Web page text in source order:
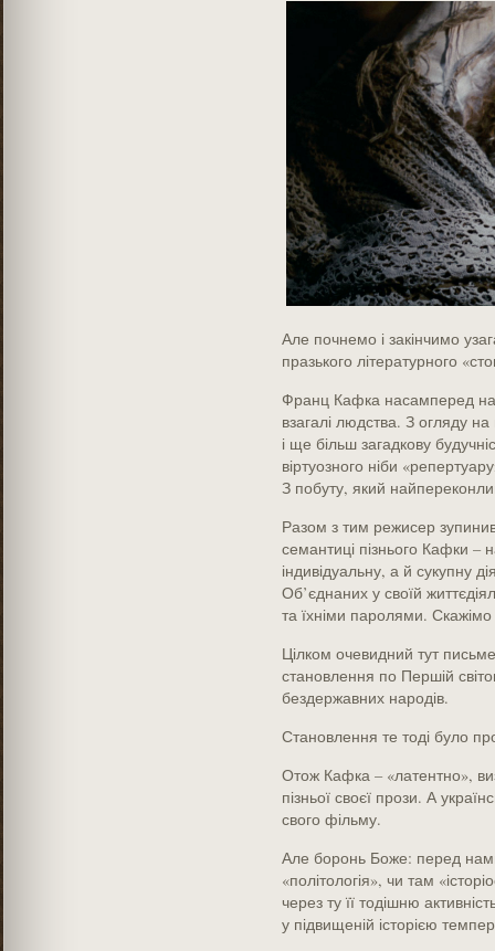
Але почнемо і закінчимо
празького літературного
Франц Кафка насамперед
взагалі людства. З огляду
і ще більш загадкову
віртуозного ніби
З побуту, який
Разом з тим режисер
семантиці пізнього Кафки –
індивідуальну, а й сукупну
Об’єднаних у своїй
та їхніми паролями.
Цілком очевидний тут
становлення по Першій
бездержавних народів.
Становлення те тоді було
Отож Кафка – «латентно»,
пізньої своєї прози. А
свого фільму.
Але боронь Боже: перед
«політологія», чи там
через ту її тодішню
у підвищеній історією